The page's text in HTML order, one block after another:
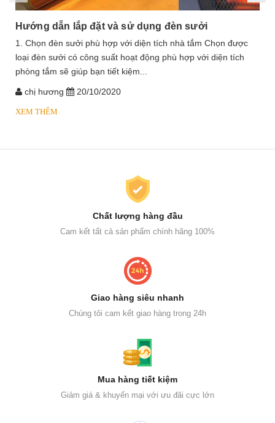
Hướng dẫn lắp đặt và sử dụng đèn sưởi
1. Chọn đèn sưởi phù hợp với diện tích nhà tắm Chọn được
loại đèn sưởi có công suất hoạt động phù hợp với diện tích
phòng tắm sẽ giúp bạn tiết kiệm...
chị hương 20/10/2020
XEM THÊM
Chất lượng hàng đầu
Cam kết tất cả sản phẩm chính hãng 100%
Giao hàng siêu nhanh
Chúng tôi cam kết giao hàng trong 24h
Mua hàng tiết kiệm
Giảm giá & khuyến mại với ưu đãi cực lớn